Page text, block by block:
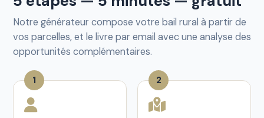
Notre générateur compose votre bail rural à partir de
vos parcelles, et le livre par email avec une analyse des
opportunités complémentaires.
1 2